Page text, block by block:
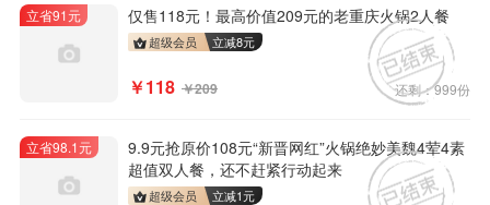
立省91元 仅售118元！最高价值209元的老重庆火锅2人餐
超级会员 立减8元
￥118 ￥209 还剩：999份
立省98.1元
9.9元抢原价108元“新晋网红”火锅绝妙美魏4荤4素
超值双人餐，还不赶紧行动起来
超级会员 立减1元